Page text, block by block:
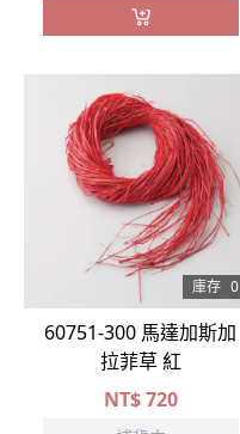
庫存 0
60751-300 馬達加斯加
拉菲草 紅
NT$720